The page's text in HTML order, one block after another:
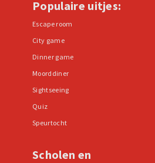
Populaire uitjes:
Escape room
City game
Dinner game
Moorddiner
Sightseeing
Quiz
Speurtocht
Scholen en